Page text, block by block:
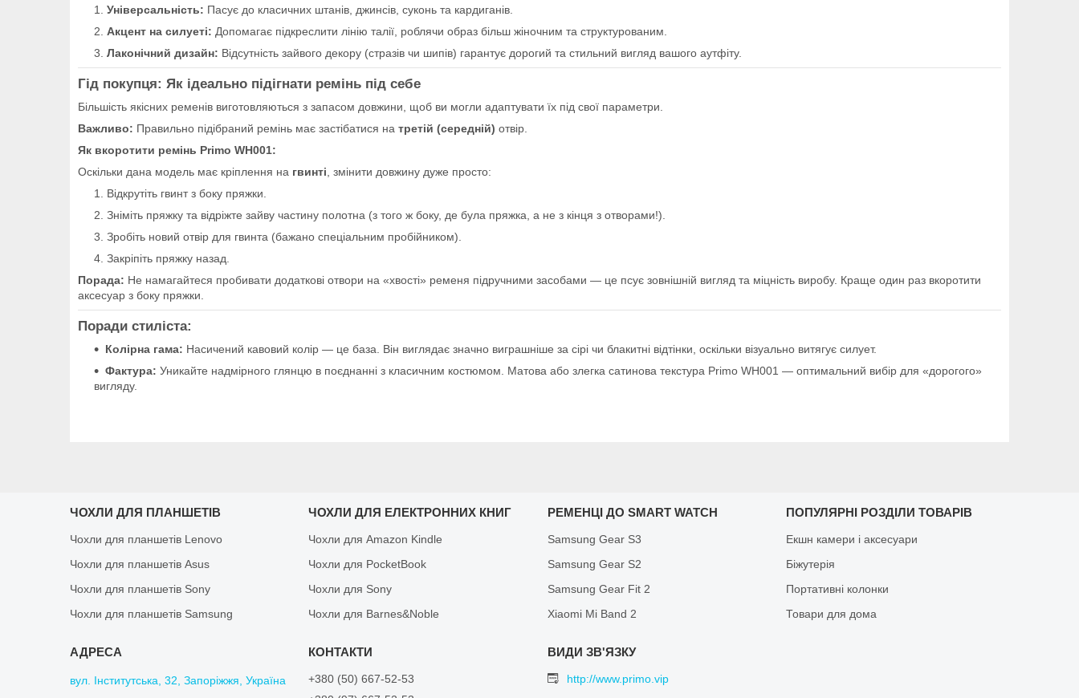
Універсальність: Пасує до класичних штанів, джинсів, суконь та кардиганів.
Акцент на силуеті: Допомагає підкреслити лінію талії, роблячи образ більш жіночним та структурованим.
Лаконічний дизайн: Відсутність зайвого декору (стразів чи шипів) гарантує дорогий та стильний вигляд вашого аутфіту.
Гід покупця: Як ідеально підігнати ремінь під себе
Більшість якісних ременів виготовляються з запасом довжини, щоб ви могли адаптувати їх під свої параметри.
Важливо: Правильно підібраний ремінь має застібатися на третій (середній) отвір.
Як вкоротити ремінь Primo WH001:
Оскільки дана модель має кріплення на гвинті , змінити довжину дуже просто:
Відкрутіть гвинт з боку пряжки.
Зніміть пряжку та відріжте зайву частину полотна (з того ж боку, де була пряжка, а не з кінця з отворами!).
Зробіть новий отвір для гвинта (бажано спеціальним пробійником).
Закріпіть пряжку назад.
Порада: Не намагайтеся пробивати додаткові отвори на «хвості» ременя підручними засобами — це псує зовнішній вигляд та міцність виробу. Краще один раз вкоротити
аксесуар з боку пряжки.
Поради стиліста:
Колірна гама: Насичений кавовий колір — це база. Він виглядає значно виграшніше за сірі чи блакитні відтінки, оскільки візуально витягує силует.
Фактура: Уникайте надмірного глянцю в поєднанні з класичним костюмом. Матова або злегка сатинова текстура Primo WH001 — оптимальний вибір для «дорогого»
вигляду.
ЧОХЛИ ДЛЯ ПЛАНШЕТІВ
Чохли для планшетів Lenovo
Чохли для планшетів Asus
Чохли для планшетів Sony
Чохли для планшетів Samsung
ЧОХЛИ ДЛЯ ЕЛЕКТРОННИХ КНИГ
Чохли для Amazon Kindle
Чохли для PocketBook
Чохли для Sony
Чохли для Barnes&Noble
РЕМЕНЦІ ДО SMART WATCH
Samsung Gear S3
Samsung Gear S2
Samsung Gear Fit 2
Xiaomi Mi Band 2
ПОПУЛЯРНІ РОЗДІЛИ ТОВАРІВ
Екшн камери і аксесуари
Біжутерія
Портативні колонки
Товари для дома
вул. Інститутська, 32, Запоріжжя, Україна
+380 (50) 667-52-53
http://www.primo.vip